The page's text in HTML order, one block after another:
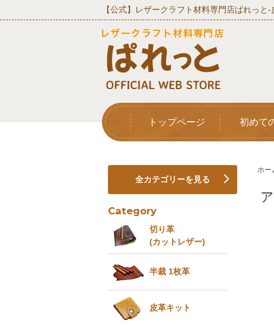
【公式】レザークラフト材料専門店ぱれっと
トップページ 初めて
ホー
全カテゴリーを見る
Category
切り革
(カットレザー)
半裁 1枚革
皮革キット